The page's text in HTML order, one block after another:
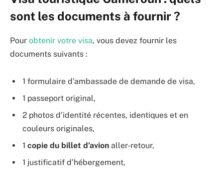
sont les documents à fournir ?
Pour obtenir votre visa, vous devez fournir les
documents suivants :
1 formulaire d’ambassade de demande de visa,
1 passeport original,
2 photos d’identité récentes, identiques et en
couleurs originales,
1 copie du billet d’avion aller-retour,
1 justificatif d’hébergement,